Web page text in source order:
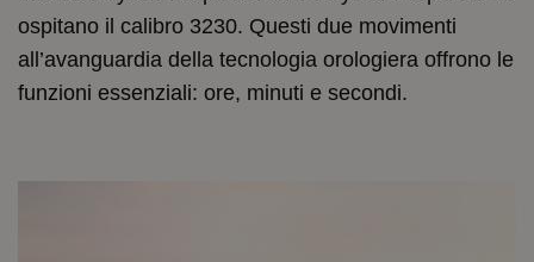
ospitano il calibro 3230. Questi due movimenti
all’avanguardia della tecnologia orologiera offrono le
funzioni essenziali: ore, minuti e secondi.